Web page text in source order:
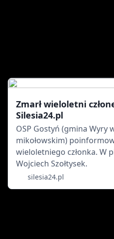
Zmarł wieloletni
Silesia24.pl
OSP Gostyń (gmina Wyry
mikołowskim)
wieloletniego członka. W
Wojciech Szołtysek.
silesia24.pl